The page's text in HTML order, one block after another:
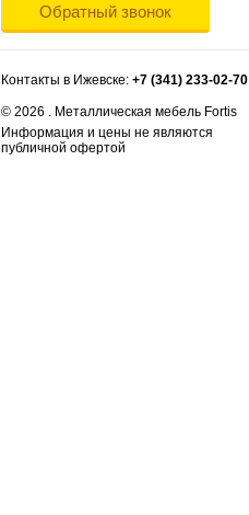
Обратный звонок
Контакты в Ижевске: +7 (341) 233-02-70
© 2026 . Металлическая мебель Fortis
Информация и цены не являются
публичной офертой